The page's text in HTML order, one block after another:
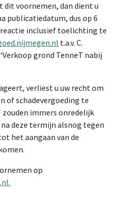
dit voornemen, dan dient u
publicatiedatum, dus op 6
reactie inclusief toelichting te
t.a.v. C.
grond TenneT nabij
verliest u uw recht om
of schadevergoeding te
zouden immers onredelijk
deze termijn alsnog tegen
het aangaan van de
op